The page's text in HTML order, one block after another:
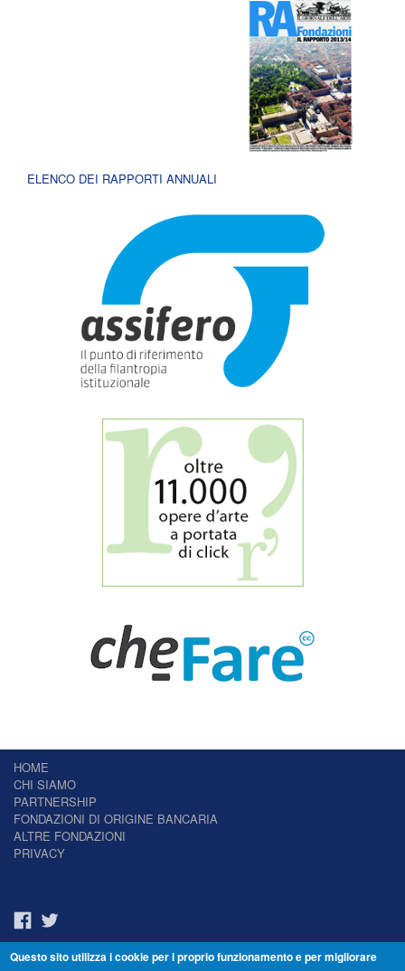
ELENCO DEI RAPPORTI ANNUALI
HOME
CHI SIAMO
PARTNERSHIP
FONDAZIONI DI ORIGINE BANCARIA
ALTRE FONDAZIONI
PRIVACY
Il Giornale delle Fondazioni - Periodico telematico
Questo sito utilizza i cookie per i proprio funzionamento e per migliorare